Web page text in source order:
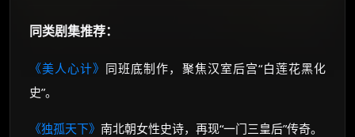
同类剧集推荐：
《美人心计》 同班底制作，聚焦汉室后宫“白莲花黑化
史”。
《独孤天下》 南北朝女性史诗，再现“一门三皇后”传奇。